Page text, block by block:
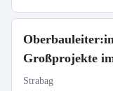
Großprojekte
Strabag